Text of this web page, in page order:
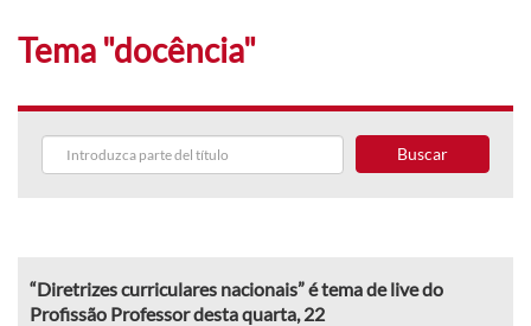
Tema "docência"
Buscar
“Diretrizes curriculares nacionais” é tema de live do
Profissão Professor desta quarta, 22